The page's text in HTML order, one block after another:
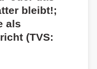
bleibt!;
als
(TVS: